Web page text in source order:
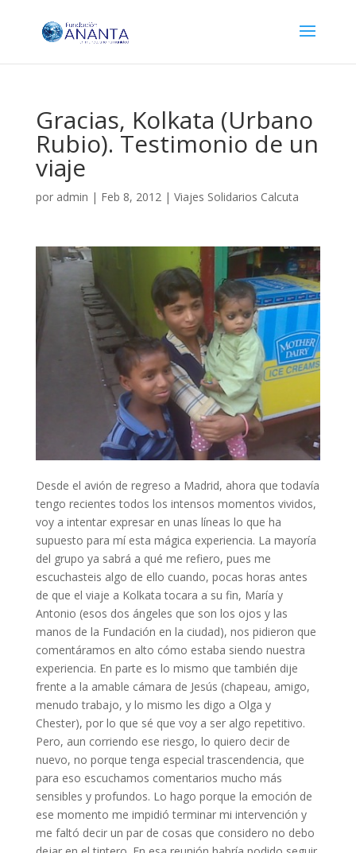
Gracias, Kolkata (Urbano
Rubio). Testimonio de un
viaje
por admin | Feb 8, 2012| Viajes Solidarios Calcuta
Desde el avión de regreso a Madrid, ahora que todavía
tengo recientes todos los intensos momentos vividos,
voy a intentar expresar en unas líneas lo que ha
supuesto para mí esta mágica experiencia. La mayoría
del grupo ya sabrá a qué me refiero, pues me
escuchasteis algo de ello cuando, pocas horas antes
de que el viaje a Kolkata tocara a su fin, María y
Antonio (esos dos ángeles que son los ojos y las
manos de la Fundación en la ciudad), nos pidieron que
comentáramos en alto cómo estaba siendo nuestra
experiencia. En parte es lo mismo que también dije
frente a la amable cámara de Jesús (chapeau, amigo,
menudo trabajo, y lo mismo les digo a Olga y
Chester), por lo que sé que voy a ser algo repetitivo.
Pero, aun corriendo ese riesgo, lo quiero decir de
nuevo, no porque tenga especial trascendencia, que
para eso escuchamos comentarios mucho más
sensibles y profundos. Lo hago porque la emoción de
ese momento me impidió terminar mi intervención y
me faltó decir un par de cosas que considero no debo